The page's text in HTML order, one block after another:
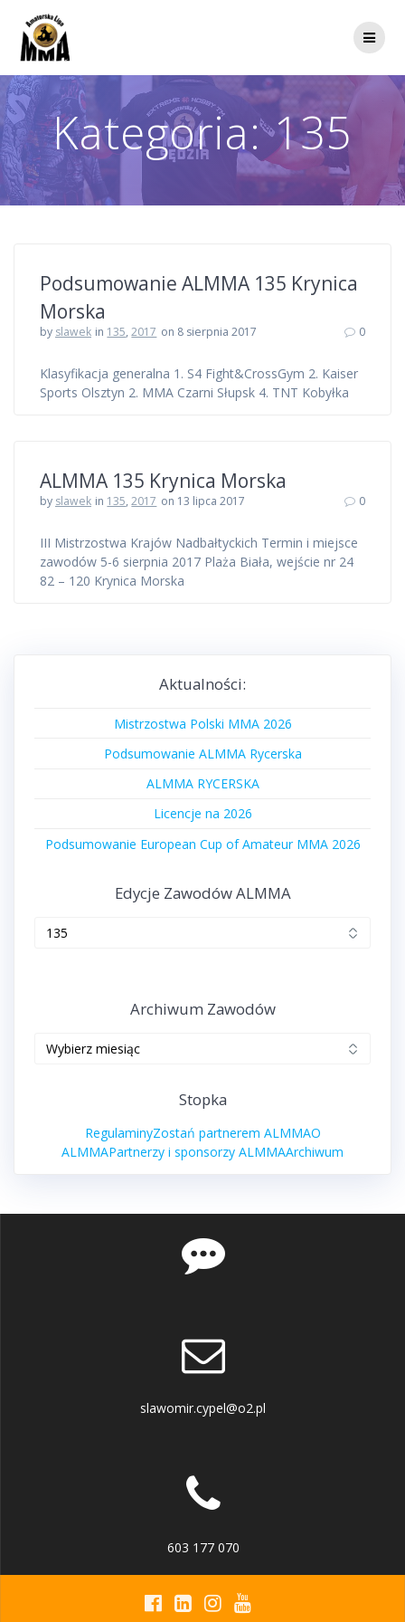
Kategoria:135
Podsumowanie ALMMA 135 Krynica
Morska
by slawek in 135,2017 on 8 sierpnia 2017 0
Klasyfikacja generalna 1. S4 Fight&CrossGym 2. Kaiser
Sports Olsztyn 2. MMA Czarni Słupsk 4. TNT Kobyłka
ALMMA 135 Krynica Morska
by slawek in 135,2017 on 13 lipca 2017 0
III Mistrzostwa Krajów Nadbałtyckich Termin i miejsce
zawodów 5-6 sierpnia 2017 Plaża Biała, wejście nr 24
82 – 120 Krynica Morska
Aktualności:
Mistrzostwa Polski MMA 2026
Podsumowanie ALMMA Rycerska
ALMMA RYCERSKA
Licencje na 2026
Podsumowanie European Cup of Amateur MMA 2026
Edycje Zawodów ALMMA
Archiwum Zawodów
Stopka
RegulaminyZostań partnerem ALMMAO
ALMMAPartnerzy i sponsorzy ALMMAArchiwum
slawomir.cypel@o2.pl
603 177 070